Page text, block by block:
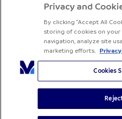
يتبع
لشركة ساديا
سياسة الخصوصية
Privacy and
By clicking “Accept All
storing of cookies on
navigation, analyze site
marketing efforts.
Cookies